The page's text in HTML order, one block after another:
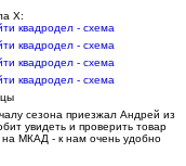
Х:
сезона приезжал Андрей из
увидеть и проверить товар
МКАД - к нам очень удобно